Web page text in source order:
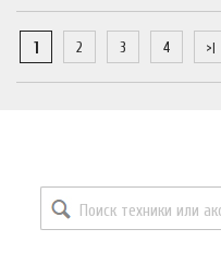
1 2 3 4